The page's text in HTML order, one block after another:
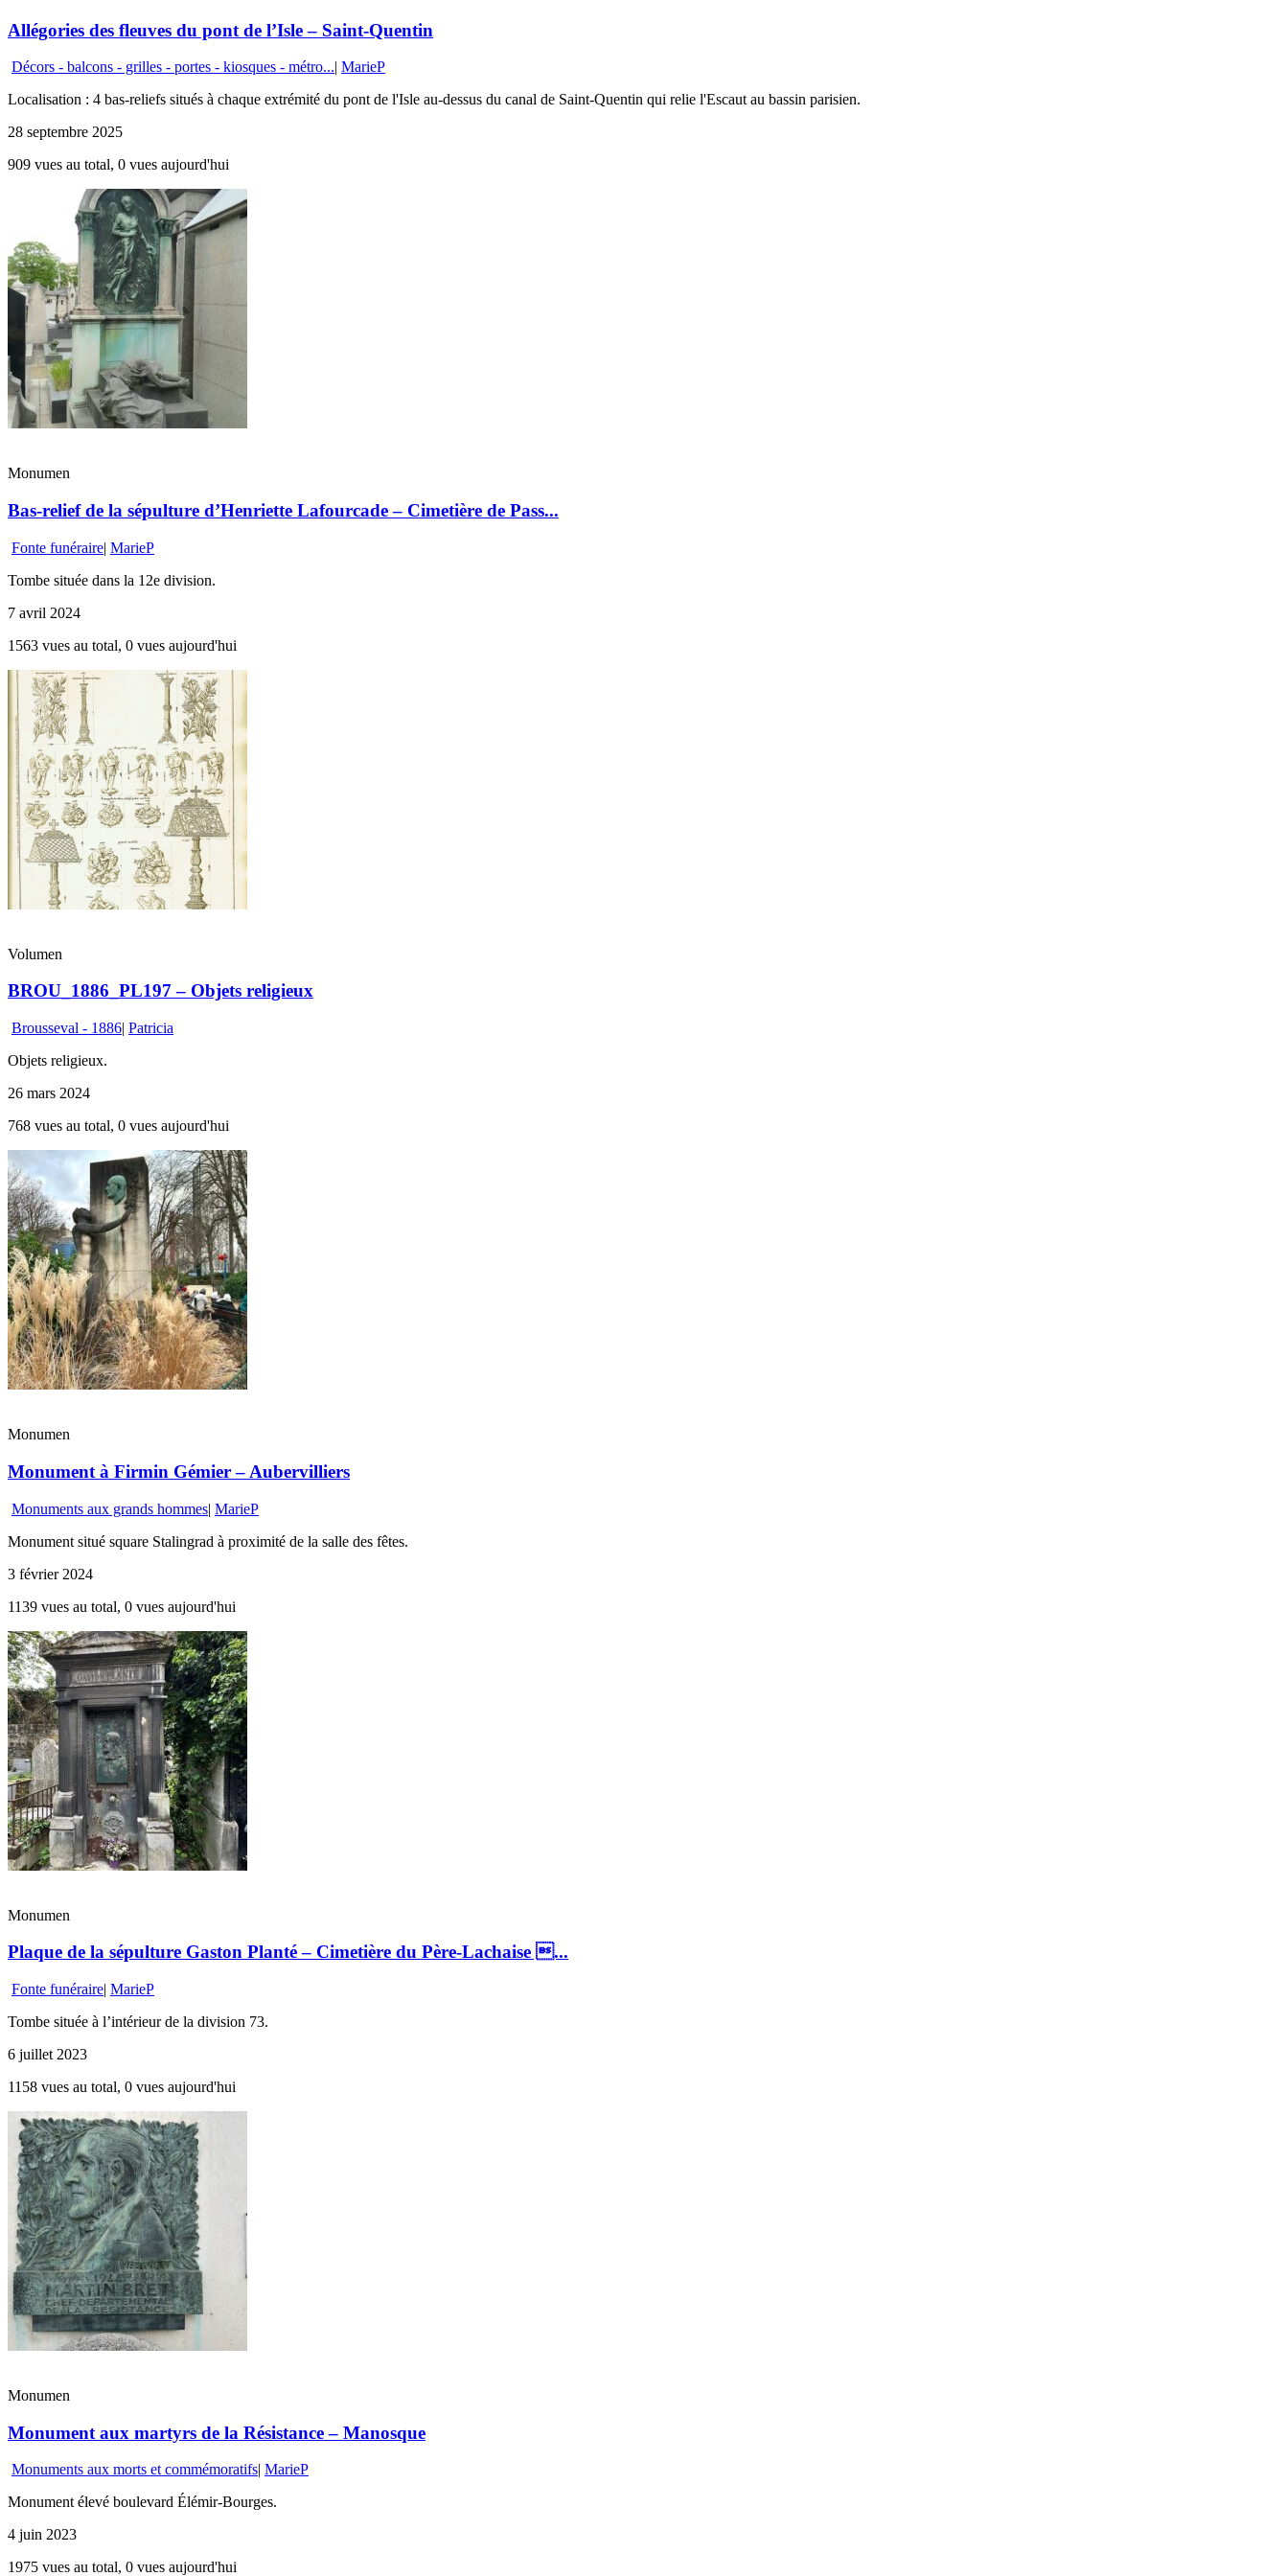
Allégories des fleuves du pont de l’Isle – Saint-Quentin
Décors - balcons - grilles - portes - kiosques - métro...| MarieP
Localisation : 4 bas-reliefs situés à chaque extrémité du pont de l'Isle au-dessus du canal de Saint-Quentin qui relie l'Escaut au bassin parisien.
28 septembre 2025
909 vues au total, 0 vues aujourd'hui
Monumen
Bas-relief de la sépulture d’Henriette Lafourcade – Cimetière de Pass...
Fonte funéraire| MarieP
Tombe située dans la 12e division.
7 avril 2024
1563 vues au total, 0 vues aujourd'hui
Volumen
BROU_1886_PL197 – Objets religieux
Brousseval - 1886| Patricia
Objets religieux.
26 mars 2024
768 vues au total, 0 vues aujourd'hui
Monumen
Monument à Firmin Gémier – Aubervilliers
Monuments aux grands hommes| MarieP
Monument situé square Stalingrad à proximité de la salle des fêtes.
3 février 2024
1139 vues au total, 0 vues aujourd'hui
Monumen
Plaque de la sépulture Gaston Planté – Cimetière du Père-Lachaise ...
Fonte funéraire| MarieP
Tombe située à l’intérieur de la division 73.
6 juillet 2023
1158 vues au total, 0 vues aujourd'hui
Monumen
Monument aux martyrs de la Résistance – Manosque
Monuments aux morts et commémoratifs| MarieP
Monument élevé boulevard Élémir-Bourges.
4 juin 2023
1975 vues au total, 0 vues aujourd'hui